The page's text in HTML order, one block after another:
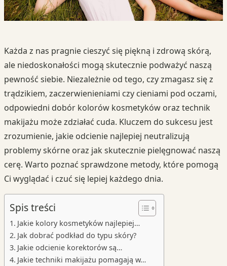
Każda z nas pragnie cieszyć się piękną i zdrową skórą,
ale niedoskonałości mogą skutecznie podważyć naszą
pewność siebie. Niezależnie od tego, czy zmagasz się z
trądzikiem, zaczerwienieniami czy cieniami pod oczami,
odpowiedni dobór kolorów kosmetyków oraz technik
makijażu może zdziałać cuda. Kluczem do sukcesu jest
zrozumienie, jakie odcienie najlepiej neutralizują
problemy skórne oraz jak skutecznie pielęgnować naszą
cerę. Warto poznać sprawdzone metody, które pomogą
Ci wyglądać i czuć się lepiej każdego dnia.
Spis treści
Jakie kolory kosmetyków najlepiej…
Jak dobrać podkład do typu skóry?
Jakie odcienie korektorów są…
Jakie techniki makijażu pomagają w…